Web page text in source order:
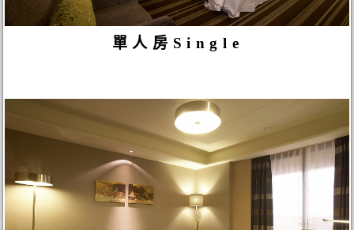
單人房Single